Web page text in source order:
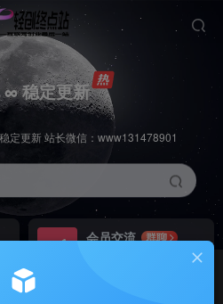
∞ 稳定更新
定更新 站长微信：www131478901
会员交流
群聊